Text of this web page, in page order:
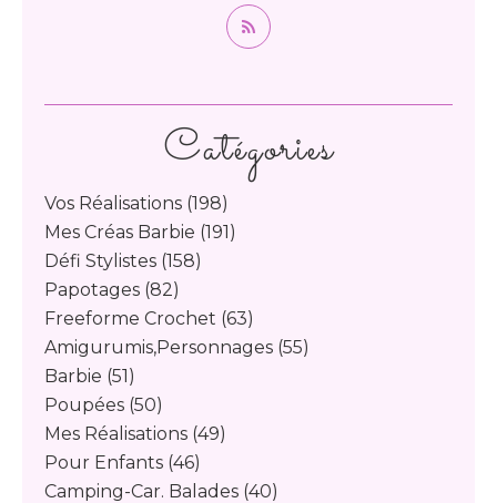
Catégories
Vos Réalisations (198)
Mes Créas Barbie (191)
Défi Stylistes (158)
Papotages (82)
Freeforme Crochet (63)
Amigurumis,personnages (55)
Barbie (51)
Poupées (50)
Mes Réalisations (49)
Pour Enfants (46)
Camping-Car. Balades (40)